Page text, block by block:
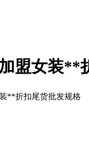
盟女装**
**折扣尾货批发规格